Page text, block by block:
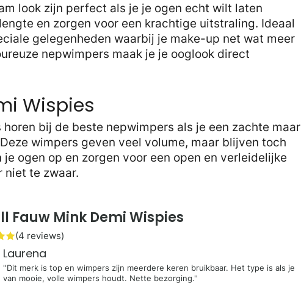
look zijn perfect als je je ogen echt wilt laten
en zorgen voor een krachtige uitstraling. Ideaal
gelegenheden waarbij je make-up net wat meer
nepwimpers maak je je ooglook direct
Wispies
bij de beste nepwimpers als je een zachte maar
wimpers geven veel volume, maar blijven toch
ogen op en zorgen voor een open en verleidelijke
niet te zwaar.
Fauw Mink Demi Wispies
(4 reviews)
Laurena
''Dit merk is top en wimpers zijn meerdere keren bruikbaar. Het type is als je
van mooie, volle wimpers houdt. Nette bezorging.''